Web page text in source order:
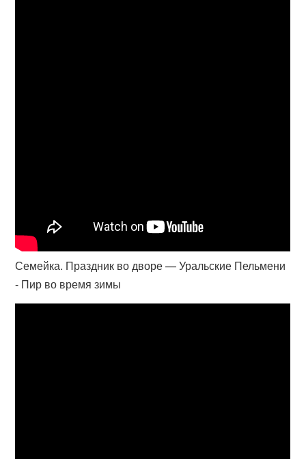
Семейка. Праздник во дворе — Уральские Пельмени
- Пир во время зимы